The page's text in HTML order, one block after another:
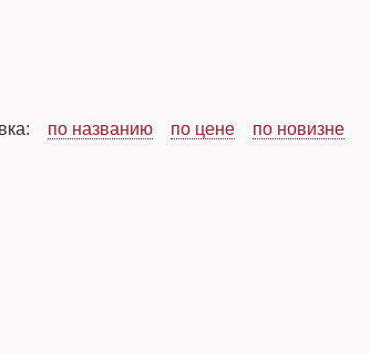
по названию по цене по новизне